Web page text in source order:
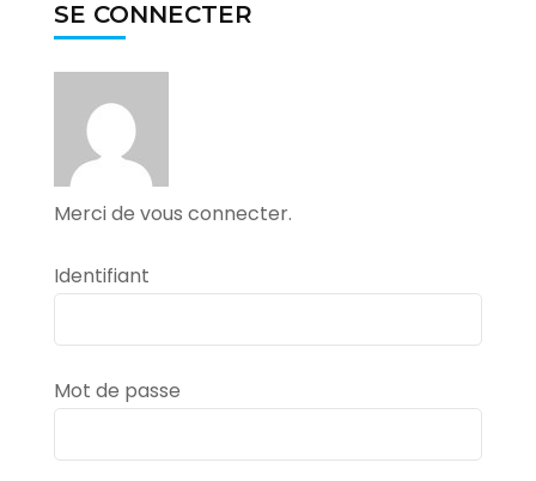
SE CONNECTER
Merci de vous connecter.
Identifiant
Mot de passe